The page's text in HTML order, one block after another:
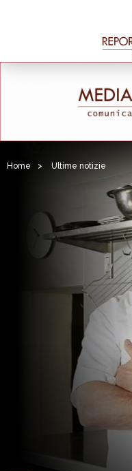
Home > Ultime notizie